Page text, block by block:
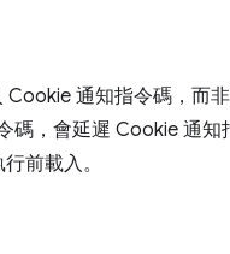
通知指令碼，而
，會延遲 Cookie 通知
前載入。